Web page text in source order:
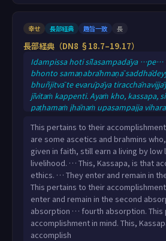
幸せ 長部経典 趣旨一致 長
長部経典（DN8 §18.7–19.17）
Idampissa hoti sīlasampadāya …pe…
bhonto samaṇabrāhmaṇā
bhuñjitvā te evarūpāya
jīvitaṁ kappenti. Ayaṁ kho,
paṭhamaṁ jhānaṁ upasampajja
… catutthaṁ jhānaṁ upasampajja
cittasampadāya. Ayaṁ kho, kassapa,
This pertains to their
are some ascetics and brahmins
given in faith, still earn a living by low
livelihood. … This, Kassapa, is that
ethics. … They enter and remain in
This pertains to their
enter and remain in the second
absorption … fourth absorption.
accomplishment in mind. This,
accomplish